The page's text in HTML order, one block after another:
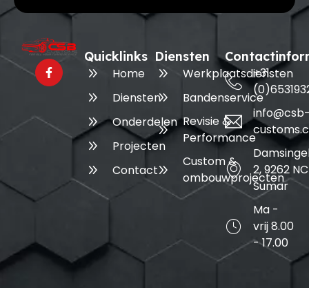
Quicklinks
Home
Diensten
Onderdelen
Projecten
Contact
Diensten
Werkplaatsdiensten
Bandenservice
Revisie &
Performance
Custom &
ombouwprojecten
+31
2, 9262 NC
Sumar
Ma -
vrij 8.00
- 17.00